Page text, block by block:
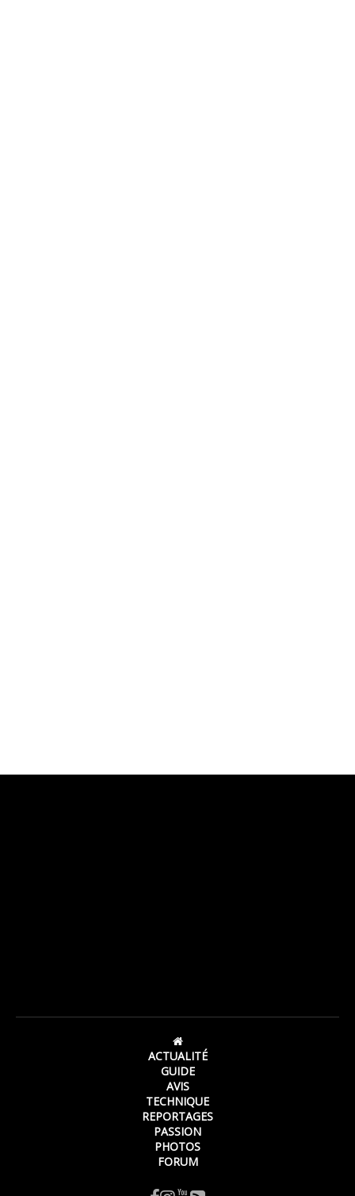
ACTUALITÉ
GUIDE
AVIS
TECHNIQUE
REPORTAGES
PASSION
PHOTOS
FORUM